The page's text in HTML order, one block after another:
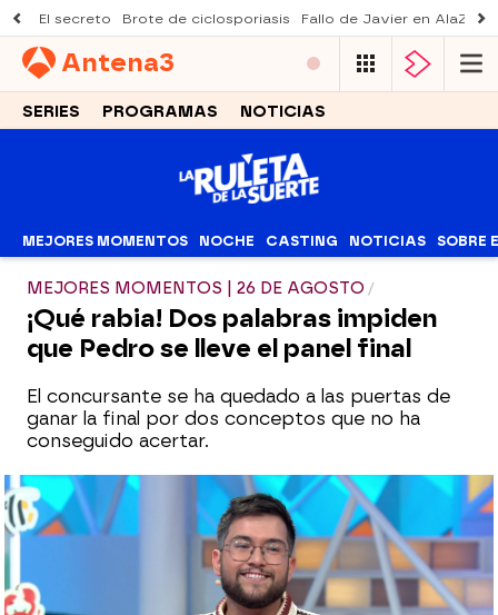
El secreto Brote de ciclosporiasis Fallo de Javier en AlaZ
Antena3
SERIES PROGRAMAS NOTICIAS
MEJORES MOMENTOS NOCHE CASTING NOTICIAS SOBRE
MEJORES MOMENTOS | 26 DE AGOSTO
¡Qué rabia! Dos palabras impiden
que Pedro se lleve el panel final
El concursante se ha quedado a las puertas de
ganar la final por dos conceptos que no ha
conseguido acertar.